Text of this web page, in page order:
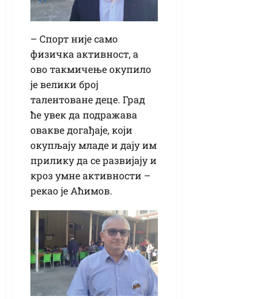
– Спорт није само
физичка активност, а
ово такмичење окупило
је велики број
талентоване деце. Град
ће увек да подражава
овакве догађаје, који
окупљају младе и дају им
прилику да се развијају и
кроз умне активности –
рекао је Аћимов.